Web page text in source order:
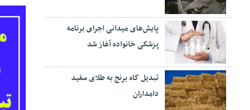
پایش‌های میدانی اجرای برنامه
پزشکی خانواده آغاز شد
تبدیل کاه برنج به طلای سفید
دامداران